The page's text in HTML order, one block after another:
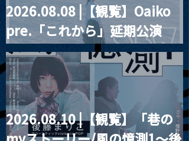
2026.08.08 |【観覧】Oaiko
pre.「これから」延期公演
Blurred City Lights × 17歳
とベルリンの壁
2026.08.10 |【観覧】「巷の